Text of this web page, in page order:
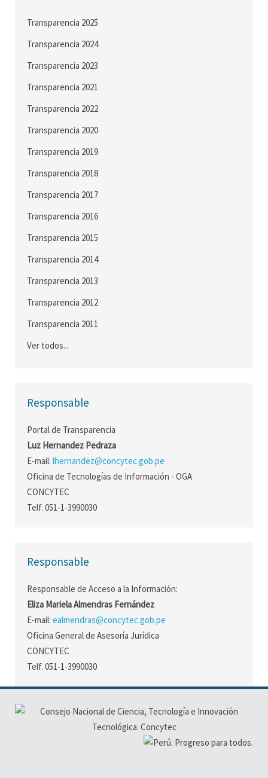
Transparencia 2025
Transparencia 2024
Transparencia 2023
Transparencia 2021
Transparencia 2022
Transparencia 2020
Transparencia 2019
Transparencia 2018
Transparencia 2017
Transparencia 2016
Transparencia 2015
Transparencia 2014
Transparencia 2013
Transparencia 2012
Transparencia 2011
Ver todos...
Responsable
Portal de Transparencia
Luz Hernandez Pedraza
E-mail: lhernandez@concytec.gob.pe
Oficina de Tecnologías de Información - OGA
CONCYTEC
Telf. 051-1-3990030
Responsable
Responsable de Acceso a la Información:
Eliza Mariela Almendras Fernández
E-mail: ealmendras@concytec.gob.pe
Oficina General de Asesoría Jurídica
CONCYTEC
Telf. 051-1-3990030